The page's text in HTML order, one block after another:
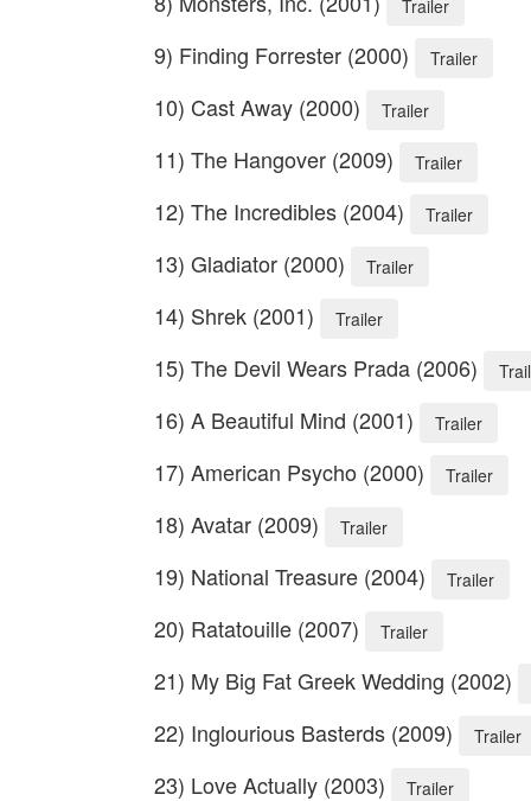
Trailer
9) Finding Forrester (2000) Trailer
10) Cast Away (2000) Trailer
11) The Hangover (2009) Trailer
12) The Incredibles (2004) Trailer
13) Gladiator (2000) Trailer
14) Shrek (2001) Trailer
15) The Devil Wears Prada (2006)
16) A Beautiful Mind (2001) Trailer
17) American Psycho (2000) Trailer
18) Avatar (2009) Trailer
19) National Treasure (2004) Trailer
20) Ratatouille (2007) Trailer
21) My Big Fat Greek Wedding (2002)
22) Inglourious Basterds (2009)
Trailer
23) Love Actually (2003) Trailer